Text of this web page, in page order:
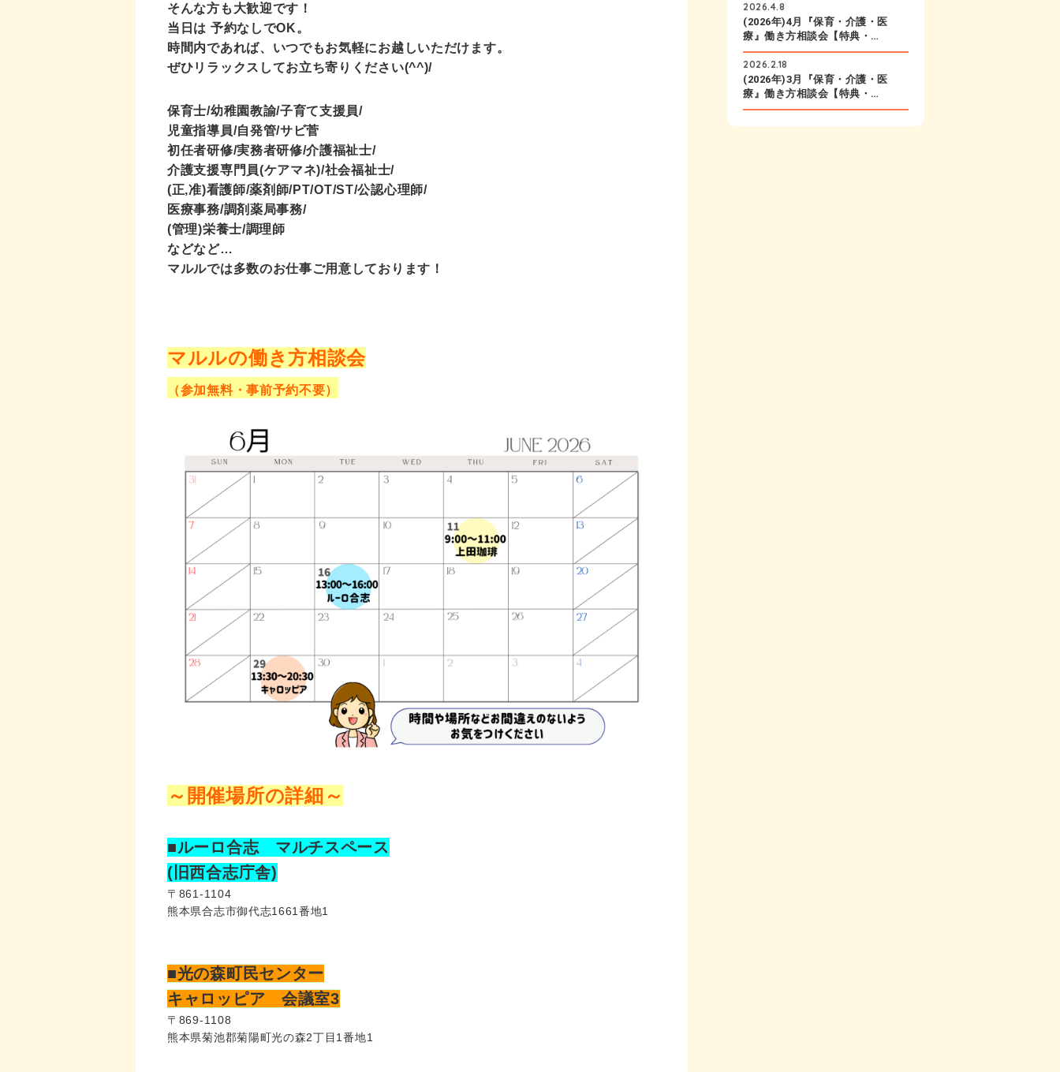
そんな方も大歓迎です！
当日は 予約なしでOK。
時間内であれば、いつでもお気軽にお越しいただけます。
ぜひリラックスしてお立ち寄りください(^^)/
保育士/幼稚園教諭/子育て支援員/
児童指導員/自発管/サビ菅
初任者研修/実務者研修/介護福祉士/
介護支援専門員(ケアマネ)/社会福祉士/
(正,准)看護師/薬剤師/PT/OT/ST/公認心理師/
医療事務/調剤薬局事務/
(管理)栄養士/調理師
などなど…
マルルでは多数のお仕事ご用意しております！
マルルの働き方相談会
（参加無料・事前予約不要）
～開催場所の詳細～
■ルーロ合志 マルチスペース
(旧西合志庁舎)
〒861-1104
熊本県合志市御代志1661番地1
■光の森町民センター
キャロッピア 会議室3
〒869-1108
熊本県菊池郡菊陽町光の森2丁目1番地1
2026.4.8
(2026年)4月『保育・介護・医
療』働き方相談会【特典・…
2026.2.18
(2026年)3月『保育・介護・医
療』働き方相談会【特典・…